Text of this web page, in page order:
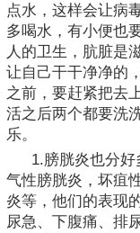
点水，这样会让病
多喝水，有小便也
人的卫生，肮脏是
让自己干干净净的
之前，要赶紧把去
活之后两个都要洗
乐。
1.膀胱炎也分好
气性膀胱炎，坏疽
炎等，他们的表现
尿急、下腹痛、排